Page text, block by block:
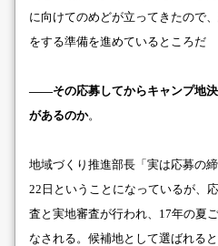
に向けてのめどが立ってきたので
をする準備を進めているところだ
――その応募してからキャンプ地
があるのか。
地域づくり推進部長「実は応募の
22日ということになっているが、
査と実地審査が行われ、17年の夏
なされる。候補地として選ばれる